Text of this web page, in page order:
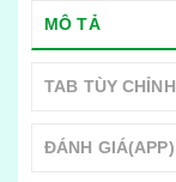
MÔ TẢ
TAB TÙY CHỈNH
ĐÁNH GIÁ(APP)